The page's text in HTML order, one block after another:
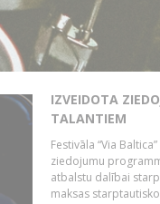
IZVEIDOTA
TALANTIEM
Festivāla “Via
ziedojumu
atbalstu dalībai
maksas